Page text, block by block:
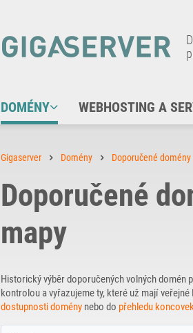
DOMÉNY WEBHOSTING A
Gigaserver Domény Doporučené domény
Doporučené
mapy
Historický výběr doporučených volných domén
kontrolou a vyřazujeme ty, které už mají
dostupnosti domény nebo do přehledu